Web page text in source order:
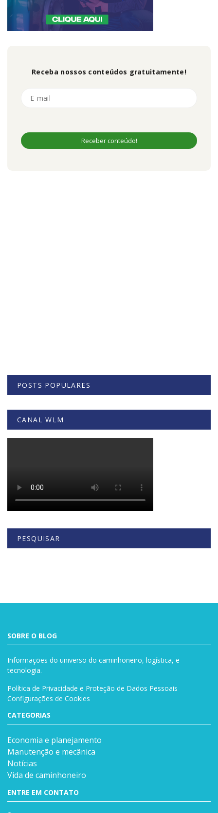
Receba nossos conteúdos gratuitamente!
POSTS POPULARES
CANAL WLM
PESQUISAR
SOBRE O BLOG
Informações do universo do caminhoneiro, logística, e
tecnologia.
Política de Privacidade e Proteção de Dados Pessoais
Configurações de Cookies
CATEGORIAS
Economia e planejamento
Manutenção e mecânica
Notícias
Vida de caminhoneiro
ENTRE EM CONTATO